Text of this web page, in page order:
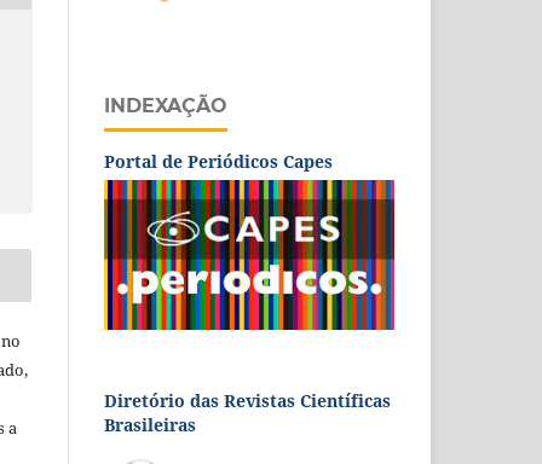
a
INDEXAÇÃO
Portal de Periódicos Capes
Diretório das Revistas Científicas
Brasileiras